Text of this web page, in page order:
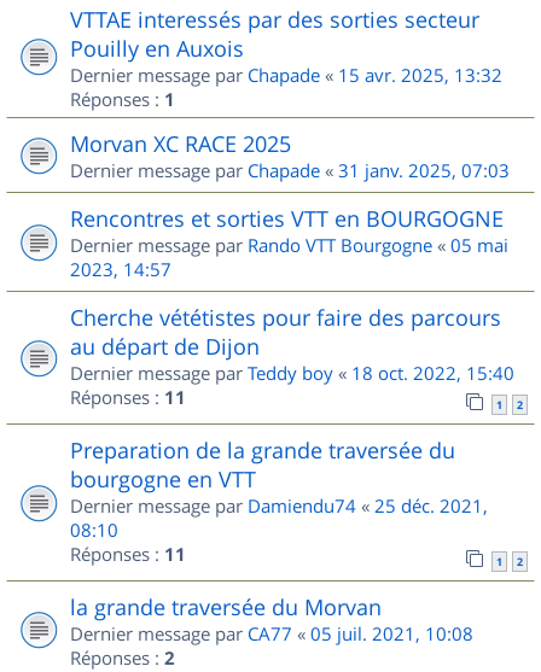
VTTAE interessés par des sorties secteur
Pouilly en Auxois
Dernier message par Chapade « 15 avr. 2025, 13:32
Réponses : 1
Morvan XC RACE 2025
Dernier message par Chapade « 31 janv. 2025, 07:03
Rencontres et sorties VTT en BOURGOGNE
Dernier message par Rando VTT Bourgogne « 05 mai
2023, 14:57
Cherche vététistes pour faire des parcours
au départ de Dijon
Dernier message par Teddy boy « 18 oct. 2022, 15:40
Réponses : 11 1 2
Preparation de la grande traversée du
bourgogne en VTT
Dernier message par Damiendu74 « 25 déc. 2021,
08:10
Réponses : 11 1 2
la grande traversée du Morvan
Dernier message par CA77 « 05 juil. 2021, 10:08
Réponses : 2